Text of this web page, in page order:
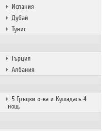
Испания
Дубай
Тунис
Гърция
Албания
5 Гръцки о-ва и Кушадасъ 4
нощ.